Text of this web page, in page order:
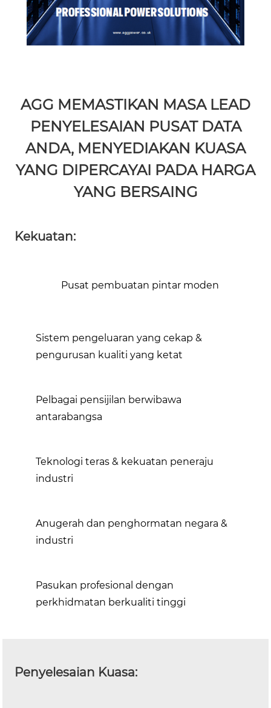
AGG MEMASTIKAN MASA LEAD
PENYELESAIAN PUSAT DATA
ANDA, MENYEDIAKAN KUASA
YANG DIPERCAYAI PADA HARGA
YANG BERSAING
Kekuatan:
Pusat pembuatan pintar moden
Sistem pengeluaran yang cekap &
pengurusan kualiti yang ketat
Pelbagai pensijilan berwibawa
antarabangsa
Teknologi teras & kekuatan peneraju
industri
Anugerah dan penghormatan negara &
industri
Pasukan profesional dengan
perkhidmatan berkualiti tinggi
Penyelesaian Kuasa: